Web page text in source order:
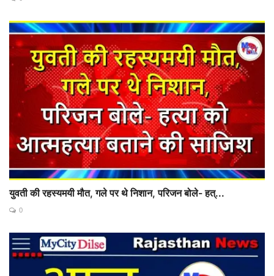
युवती की रहस्यमयी मौत, गले पर थे निशान, परिजन बोले- हत्...
0